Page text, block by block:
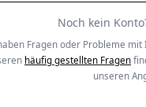
Noch kein
Fragen oder Probleme
häufig gestellten Fragen
unseren